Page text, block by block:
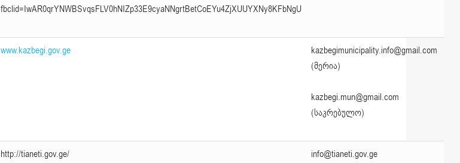
fbclid=IwAR0qrYNWBSvqsFLV0hNIZp33E9cyaNNgrtBetCoEYu4ZjXUUYXNy8KFbNgU
www.kazbegi.gov.ge
kazbegimunicipality.info@gmail.com
(მერია)
kazbegi.mun@gmail.com
(საკრებულო)
http://tianeti.gov.ge/ info@tianeti.gov.ge